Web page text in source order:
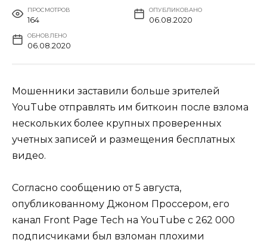
ПРОСМОТРОВ
164
ОПУБЛИКОВАНО
06.08.2020
ОБНОВЛЕНО
06.08.2020
Мошенники заставили больше зрителей
YouTube отправлять им биткоин после взлома
нескольких более крупных проверенных
учетных записей и размещения бесплатных
видео.
Согласно сообщению от 5 августа,
опубликованному Джоном Проссером, его
канал Front Page Tech на YouTube с 262 000
подписчиками был взломан плохими